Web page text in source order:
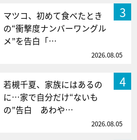
3
マツコ、初めて食べたとき
の“衝撃度ナンバーワングル
メ”を告白「…
2026.08.05
4
若槻千夏、家族にはあるの
に…家で自分だけ“ないも
の”告白 あわや…
2026.08.05